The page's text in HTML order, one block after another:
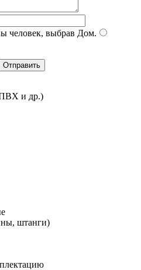
человек, выбрав Дом.
и др.)
штанги)